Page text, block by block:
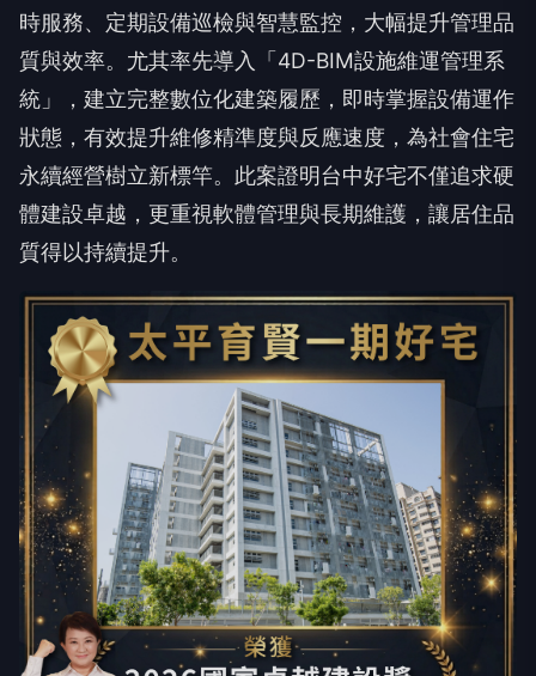
時服務、定期設備巡檢與智慧監控，大幅提升管理品
質與效率。尤其率先導入「4D-BIM設施維運管理系
統」，建立完整數位化建築履歷，即時掌握設備運作
狀態，有效提升維修精準度與反應速度，為社會住宅
永續經營樹立新標竿。此案證明台中好宅不僅追求硬
體建設卓越，更重視軟體管理與長期維護，讓居住品
質得以持續提升。